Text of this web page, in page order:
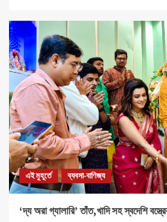
1
2
এই মুহূর্তে ব্যবসা-বাণিজ্য
‘দ্য অরা গ্যালারি’
3
Health এই মুহূর্তে
৪০০ পড়ুয়ার হাতে
Sports এই মুহূর্তে
এই মুহূর্তে ব্যবসা-বাণিজ্য
‘দ্য অরা গ্যালারি’ তাঁত,খাদি সহ স্বদেশি